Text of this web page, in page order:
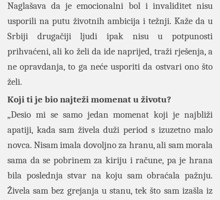
Naglašava da je emocionalni bol i invaliditet nisu
usporili na putu životnih ambicija i težnji. Kaže da u
Srbiji drugačiji ljudi ipak nisu u potpunosti
prihvaćeni, ali ko želi da ide naprijed, traži rješenja, a
ne opravdanja, to ga neće usporiti da ostvari ono što
želi.
Koji ti je bio najteži momenat u životu?
„Desio mi se samo jedan momenat koji je najbliži
apatiji, kada sam živela duži period s izuzetno malo
novca. Nisam imala dovoljno za hranu, ali sam morala
sama da se pobrinem za kiriju i račune, pa je hrana
bila poslednja stvar na koju sam obraćala pažnju.
Živela sam bez grejanja u stanu, tek što sam izašla iz